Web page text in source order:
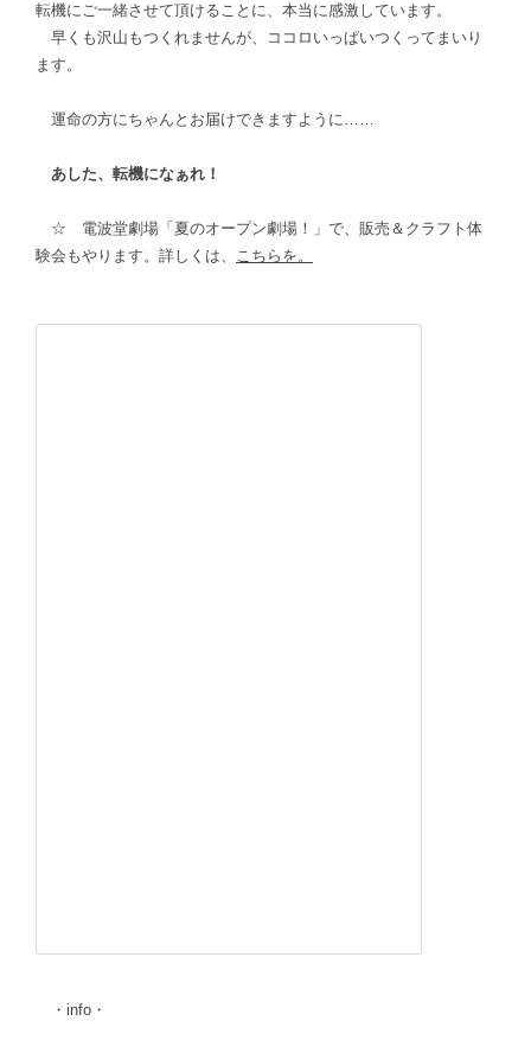
転機にご一緒させて頂けることに、本当に感激しています。
早くも沢山もつくれませんが、ココロいっぱいつくってまいり
ます。
運命の方にちゃんとお届けできますように……
あした、転機になぁれ！
☆ 電波堂劇場「夏のオープン劇場！」で、販売＆クラフト体
験会もやります。詳しくは、 こちらを。
・info・